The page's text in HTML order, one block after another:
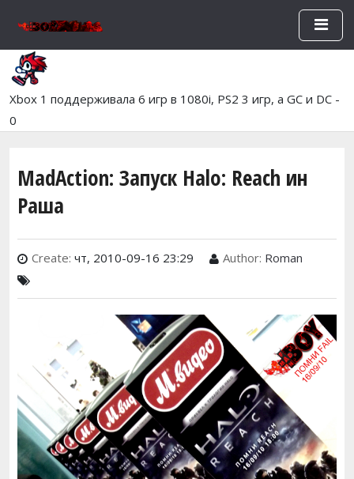
Перейти к основному
Xbox 1 поддерживала 6 игр в 1080i, PS2 3 игр, а GC и DC -
0
MadAction: Запуск Halo: Reach ин
Раша
Create: чт, 2010-09-16 23:29 Author: Roman